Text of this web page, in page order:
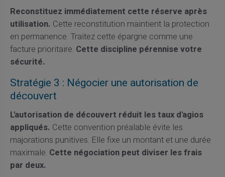
Reconstituez immédiatement cette réserve après
utilisation. Cette reconstitution maintient la protection
en permanence. Traitez cette épargne comme une
facture prioritaire. Cette discipline pérennise votre
sécurité.
Stratégie 3 : Négocier une autorisation de
découvert
L'autorisation de découvert réduit les taux d'agios
appliqués. Cette convention préalable évite les
majorations punitives. Elle fixe un montant et une durée
maximale. Cette négociation peut diviser les frais
par deux.